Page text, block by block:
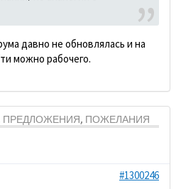
давно не обновлялась и на
можно рабочего.
ПРЕДЛОЖЕНИЯ, ПОЖЕЛАНИЯ
#1300246